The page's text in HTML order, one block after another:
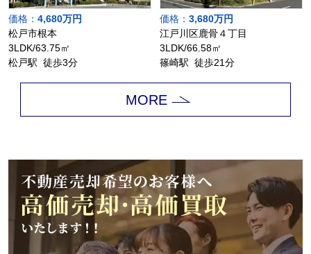
価格： 4,680万円
松戸市根本
3LDK/63.75㎡
松戸駅 徒歩3分
価格： 3,680万円
江戸川区鹿骨４丁目
3LDK/66.58㎡
篠崎駅 徒歩21分
MORE